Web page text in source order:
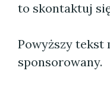
to skontaktuj
Powyższy tekst
sponsorowany.